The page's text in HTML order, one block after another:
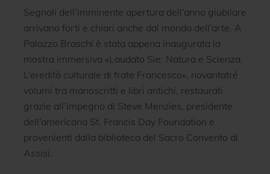
Segnali dell’imminente apertura dell’anno giubilare
arrivano forti e chiari anche dal mondo dell’arte. A
Palazzo Braschi è stata appena inaugurata la
mostra immersiva «Laudato Sie: Natura e Scienza.
L’eredità culturale di frate Francesco», novantatré
volumi tra manoscritti e libri antichi, restaurati
grazie all’impegno di Steve Menzies, presidente
dell’americana St. Francis Day Foundation e
provenienti dalla biblioteca del Sacro Convento di
Assisi.